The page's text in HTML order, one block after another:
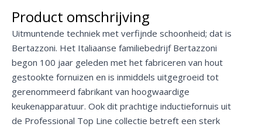
Product omschrijving
Uitmuntende techniek met verfijnde schoonheid; dat is
Bertazzoni. Het Italiaanse familiebedrijf Bertazzoni
begon 100 jaar geleden met het fabriceren van hout
gestookte fornuizen en is inmiddels uitgegroeid tot
gerenommeerd fabrikant van hoogwaardige
keukenapparatuur. Ook dit prachtige inductiefornuis uit
de Professional Top Line collectie betreft een sterk